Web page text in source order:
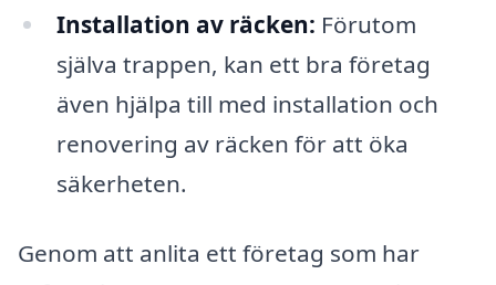
Installation av räcken: Förutom
själva trappen, kan ett bra företag
även hjälpa till med installation och
renovering av räcken för att öka
säkerheten.
Genom att anlita ett företag som har